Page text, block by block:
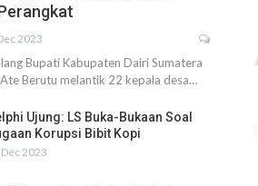
2023
Bupati Kabupaten Dairi Sumatera
Berutu melantik 22 kepala desa…
Ujung: LS Buka-Bukaan Soal
Korupsi Bibit Kopi
2023